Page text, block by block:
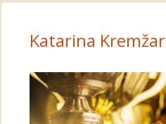
Katarina Kremžar